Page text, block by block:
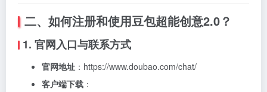
二、如何注册和使用豆包超能创意2.0？
1. 官网入口与联系方式
官网地址 ： https://www.doubao.com/chat/
客户端下载 ：